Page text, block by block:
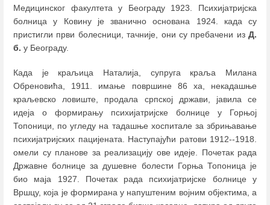
Медицинског факултета у Београду 1923. Психијатријска
болница у Ковину је званично основана 1924. када су
пристигли први болесници, тачније, они су пребачени из Д.
б. у Београду.
Када је краљица Наталија, супруга краља Милана
Обреновића, 1911. имање површине 86 ха, некадашње
краљевско ловиште, продала српској држави, јавила се
идеја о формирању психијатријске болнице у Горњој
Топоници, по угледу на тадашње хоспитале за збрињавање
психијатријских пацијената. Наступајући ратови 1912--1918.
омели су планове за реализацију ове идеје. Почетак рада
Државне болнице за душевне болести Горња Топоница је
био маја 1927. Почетак рада психијатријске болнице у
Вршцу, кoja je формирана у напуштеним војним објектима, а